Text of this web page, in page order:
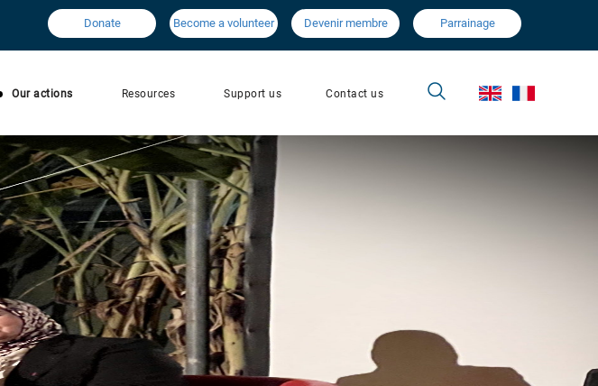
Donate Become a volunteer Devenir membre Parrainage
Our actions Resources Support us Contact us